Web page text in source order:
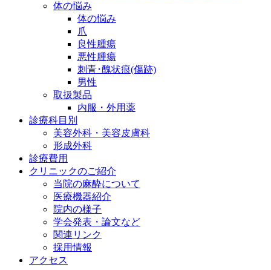
体の悩み
体の悩み
爪
良性腫瘍
悪性腫瘍
刺青･醜状痕(傷跡)
男性
取扱製品
内服・外用薬
診療科目別
美容外科・美容皮膚科
形成外科
診療費用
クリニックのご紹介
当院の麻酔について
医療機器紹介
院内の様子
学会発表・論文など
関連リンク
採用情報
アクセス